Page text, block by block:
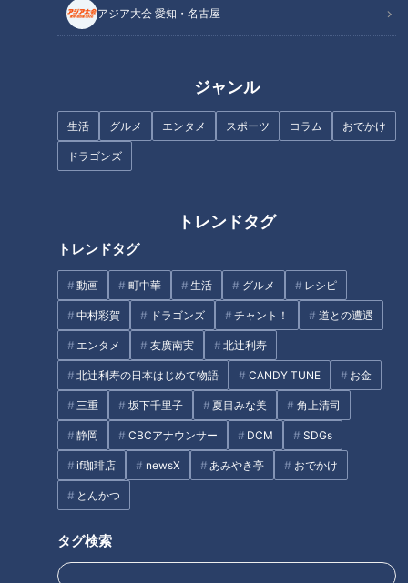
アジア大会 愛知・名古屋
ジャンル
生活 グルメ エンタメ スポーツ コラム おでかけ
ドラゴンズ
トレンドタグ
トレンドタグ
動画 町中華 生活 グルメ レシピ
中村彩賀 ドラゴンズ チャント！ 道との遭遇
エンタメ 友廣南実 北辻利寿
北辻利寿の日本はじめて物語 CANDY TUNE お金
三重 坂下千里子 夏目みな美 角上清司
静岡 CBCアナウンサー DCM SDGs
if珈琲店 newsX あみやき亭 おでかけ
とんかつ
タグ検索
ーナー「らいがごはん・ミッション篇」。寺坂頼我（てらさか
らいが）が３つのキーワードから全国の絶品グルメを探しま
CBCテレビ『ゴゴスマ』
絶品グルメのキーワードは…
① 郷土料理・➁栄養満点・③スタミナ食
「このキーワードでたどり着けるのか、めちゃくちゃ不
安です。難しくないですか？」
とにかく聞き込み相手を探すことに…
「うーん…」
「わからないですか…」